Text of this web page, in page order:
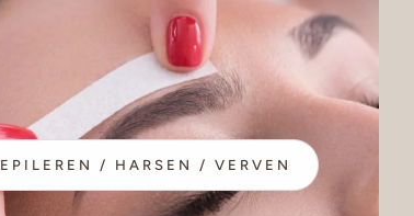
EPILEREN / HARSEN / VERVEN